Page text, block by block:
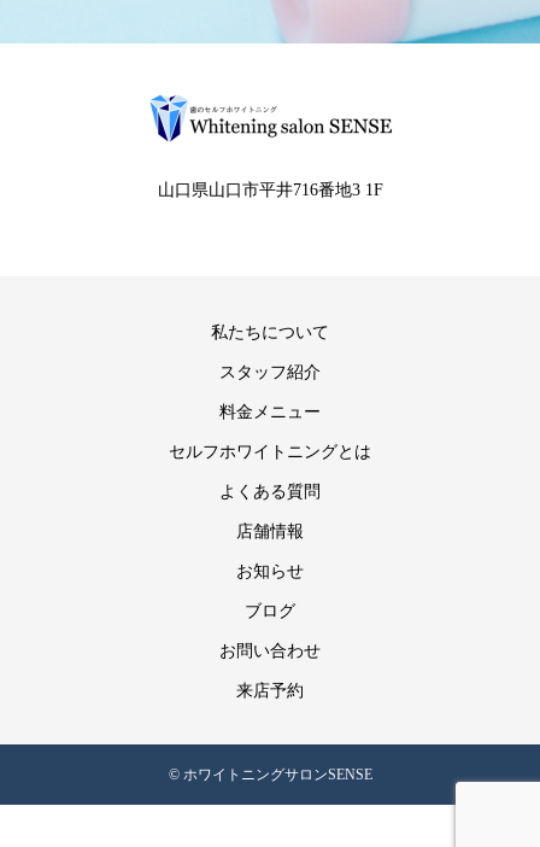
山口県山口市平井716番地3 1F
私たちについて
スタッフ紹介
料金メニュー
セルフホワイトニングとは
よくある質問
店舗情報
お知らせ
ブログ
お問い合わせ
来店予約
© ホワイトニングサロンSENSE